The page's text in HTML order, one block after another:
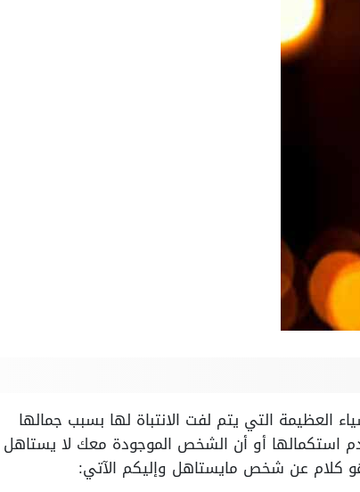
التي يتم لفت الانتباة لها بسبب جمالها
استكمالها أو أن الشخص الموجودة معك لا يستاهل
كلام عن شخص مايستاهل وإليكم الآتي: